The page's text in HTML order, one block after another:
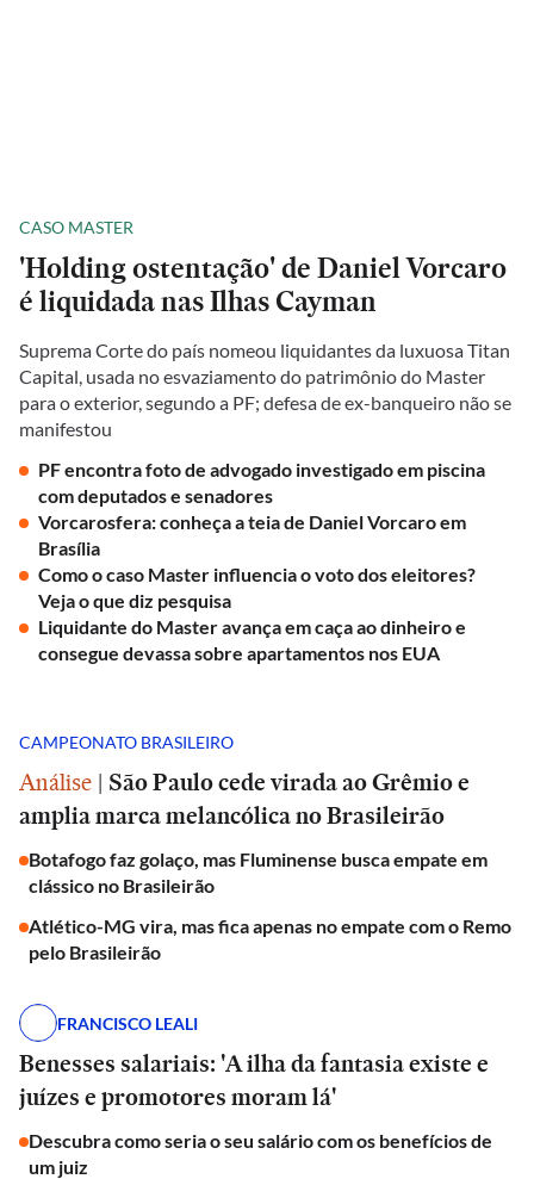
CASO MASTER
'Holding ostentação' de Daniel Vorcaro
é liquidada nas Ilhas Cayman
Suprema Corte do país nomeou liquidantes da luxuosa Titan
Capital, usada no esvaziamento do patrimônio do Master
para o exterior, segundo a PF; defesa de ex-banqueiro não se
manifestou
PF encontra foto de advogado investigado em piscina
com deputados e senadores
Vorcarosfera: conheça a teia de Daniel Vorcaro em
Brasília
Como o caso Master influencia o voto dos eleitores?
Veja o que diz pesquisa
Liquidante do Master avança em caça ao dinheiro e
consegue devassa sobre apartamentos nos EUA
CAMPEONATO BRASILEIRO
Análise | São Paulo cede virada ao Grêmio e
amplia marca melancólica no Brasileirão
Botafogo faz golaço, mas Fluminense busca empate em
clássico no Brasileirão
Atlético-MG vira, mas fica apenas no empate com o Remo
pelo Brasileirão
FRANCISCO LEALI
Benesses salariais: 'A ilha da fantasia existe e
juízes e promotores moram lá'
Descubra como seria o seu salário com os benefícios de
um juiz